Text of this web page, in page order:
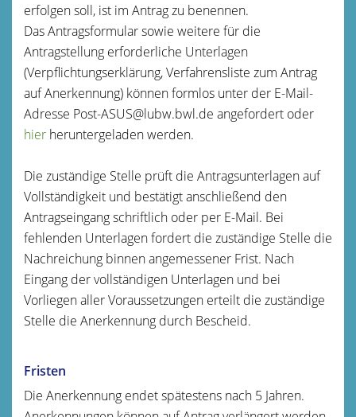
erfolgen soll, ist im Antrag zu benennen.
Das Antragsformular sowie weitere für die
Antragstellung erforderliche Unterlagen
(Verpflichtungserklärung, Verfahrensliste zum Antrag
auf Anerkennung) können formlos unter der E-Mail-
Adresse Post-ASUS@lubw.bwl.de angefordert oder
hier heruntergeladen werden.
Die zuständige Stelle prüft die Antragsunterlagen auf
Vollständigkeit und bestätigt anschließend den
Antragseingang schriftlich oder per E-Mail. Bei
fehlenden Unterlagen fordert die zuständige Stelle die
Nachreichung binnen angemessener Frist. Nach
Eingang der vollständigen Unterlagen und bei
Vorliegen aller Voraussetzungen erteilt die zuständige
Stelle die Anerkennung durch Bescheid.
Fristen
Die Anerkennung endet spätestens nach 5 Jahren.